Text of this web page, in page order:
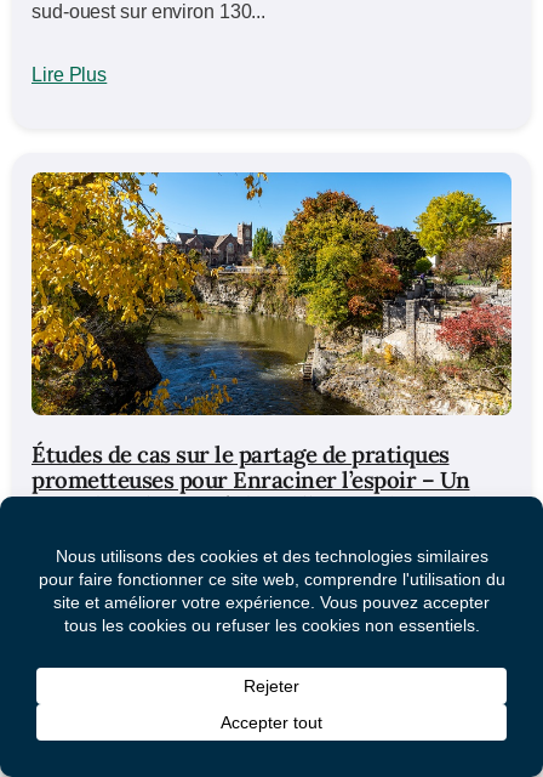
sud-ouest sur environ 130...
Lire Plus
Études de cas sur le partage de pratiques
prometteuses pour Enraciner l’espoir – Un
regard sur le comté de Wellington (Ontario)
Région de Waterloo : Comté de Wellington : ACTIVITÉS
ET RÉALISATIONS COMMUNAUTAIRES Pour
minimiser...